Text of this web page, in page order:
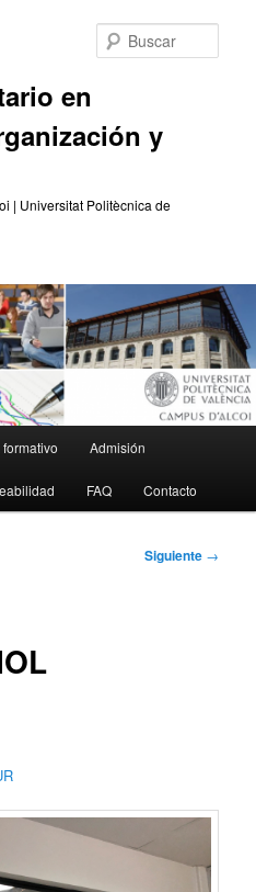
en
y
| Universitat Politècnica de
Admisión
FAQ Contacto
Siguiente →